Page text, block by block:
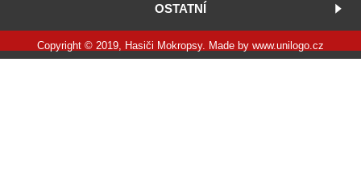
OSTATNÍ
Copyright © 2019, Hasiči Mokropsy. Made by www.unilogo.cz